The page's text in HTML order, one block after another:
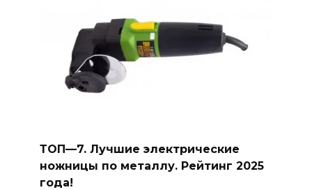
ТОП—7. Лучшие электрические
ножницы по металлу. Рейтинг 2025
года!